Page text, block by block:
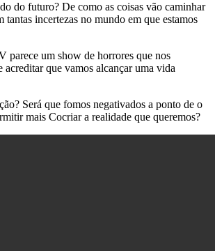
do futuro? De como as coisas vão caminhar
tantas incertezas no mundo em que estamos
parece um show de horrores que nos
acreditar que vamos alcançar uma vida
Será que fomos negativados a ponto de o
mais Cocriar a realidade que queremos?